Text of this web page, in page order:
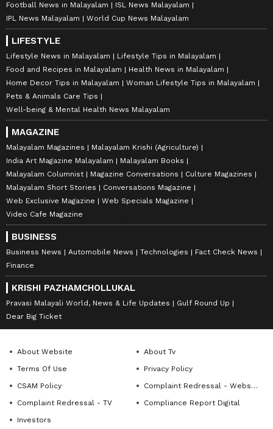
Football News in Malayalam
ISL News Malayalam
IPL News Malayalam
World Cup News Malayalam
LIFESTYLE
Lifestyle News in Malayalam
Lifestyle Tips in Malayalam
Food and Recipes in Malayalam
Health News in Malayalam
Home Decor Tips in Malayalam
Woman Lifestyle Tips in Malayalam
Pets & Animals Care Tips
Well-being & Mental Health News Malayalam
MAGAZINE
Malayalam Magazines
Malayalam Krishi (Agriculture)
India Art Magazine Malayalam
Malayalam Books
Malayalam Columnist
Magazine Conversations
Culture Magazines
Malayalam Short Stories
Conversations Magazine
Web Exclusive Magazine
Web Specials Magazine
Video Cafe Magazine
BUSINESS
Business News Automobile News Technologies
Fact Check News
Finance
KRISHI PAZHAMCHOLLUKAL
Pravasi Malayali World, News & Life Updates
Gulf Round Up
Dear Big Ticket
About Website
About Tv
Terms Of Use
Privacy Policy
CSAM Policy
Complaint Redressal - Website
Complaint Redressal - TV
Compliance Report Digital
Investors